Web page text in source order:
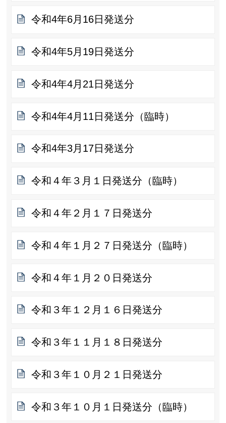
令和4年6月16日発送分
令和4年5月19日発送分
令和4年4月21日発送分
令和4年4月11日発送分（臨時）
令和4年3月17日発送分
令和４年３月１日発送分（臨時）
令和４年２月１７日発送分
令和４年１月２７日発送分（臨時）
令和４年１月２０日発送分
令和３年１２月１６日発送分
令和３年１１月１８日発送分
令和３年１０月２１日発送分
令和３年１０月１日発送分（臨時）